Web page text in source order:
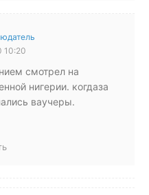
10:20
смотрел на
нигерии. когдаза
ваучеры.